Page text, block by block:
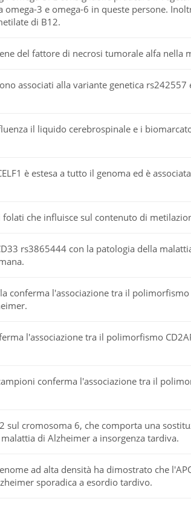
3 e omega-6 in queste persone.
di B12.
del fattore di necrosi tumorale alfa nella
associati alla variante genetica
il liquido cerebrospinale e i
è estesa a tutto il genoma ed è
che influisce sul contenuto di
rs3865444 con la patologia della
conferma l'associazione tra il
l'associazione tra il polimorfismo
conferma l'associazione tra il
sul cromosoma 6, che comporta una
di Alzheimer a insorgenza tardiva.
ad alta densità ha dimostrato che
sporadica a esordio tardivo.